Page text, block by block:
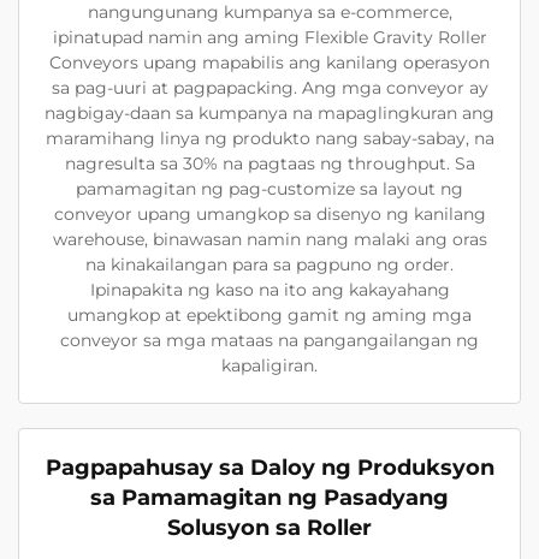
nangungunang kumpanya sa e-commerce,
ipinatupad namin ang aming Flexible Gravity Roller
Conveyors upang mapabilis ang kanilang operasyon
sa pag-uuri at pagpapacking. Ang mga conveyor ay
nagbigay-daan sa kumpanya na mapaglingkuran ang
maramihang linya ng produkto nang sabay-sabay, na
nagresulta sa 30% na pagtaas ng throughput. Sa
pamamagitan ng pag-customize sa layout ng
conveyor upang umangkop sa disenyo ng kanilang
warehouse, binawasan namin nang malaki ang oras
na kinakailangan para sa pagpuno ng order.
Ipinapakita ng kaso na ito ang kakayahang
umangkop at epektibong gamit ng aming mga
conveyor sa mga mataas na pangangailangan ng
kapaligiran.
Pagpapahusay sa Daloy ng Produksyon
sa Pamamagitan ng Pasadyang
Solusyon sa Roller